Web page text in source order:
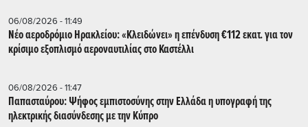
06/08/2026 - 11:49
Νέο αεροδρόμιο Ηρακλείου: «Κλειδώνει» η επένδυση €112 εκατ. για τον
κρίσιμο εξοπλισμό αεροναυτιλίας στο Καστέλλι
06/08/2026 - 11:47
Παπασταύρου: Ψήφος εμπιστοσύνης στην Ελλάδα η υπογραφή της
ηλεκτρικής διασύνδεσης με την Κύπρο